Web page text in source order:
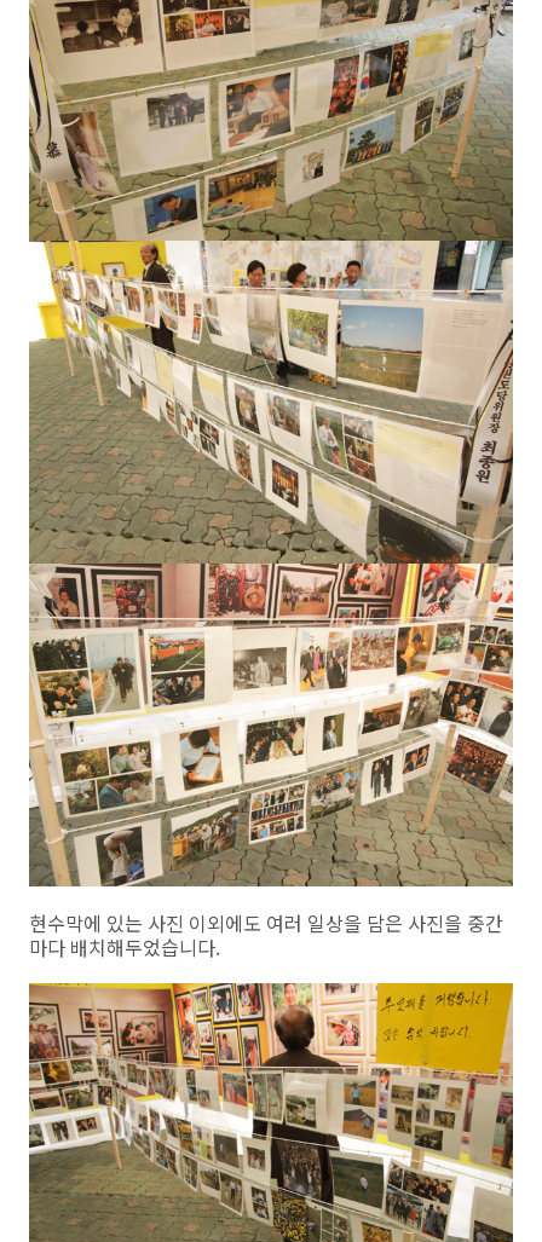
현수막에 있는 사진 이외에도 여러 일상을 담은 사진을 중간
마다 배치해두었습니다.